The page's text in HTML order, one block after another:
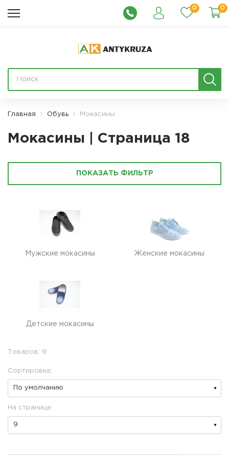
0 0
Главная Обувь Мокасины
Мокасины | Страница 18
ПОКАЗАТЬ ФИЛЬТР
Мужские мокасины Женские мокасины
Детские мокасины
Товаров: 9
Сортировка:
На странице: